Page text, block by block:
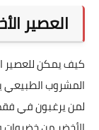
العصير
كيف يمكن للعصير
المشروب الطبيعي
لمن يرغبون في